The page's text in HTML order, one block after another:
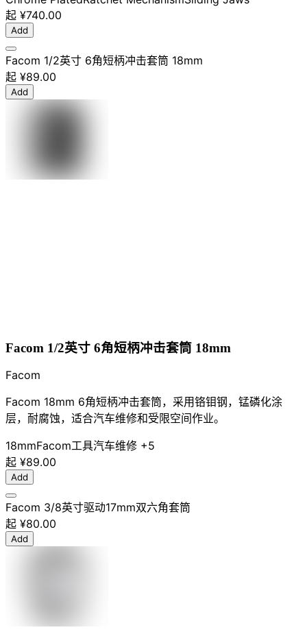
起 ¥740.00
Add
Facom 1/2英寸 6角短柄冲击套筒 18mm
起 ¥89.00
Add
Facom 1/2英寸 6角短柄冲击套筒 18mm
Facom
Facom 18mm 6角短柄冲击套筒，采用铬钼钢，锰磷化涂
层，耐腐蚀，适合汽车维修和受限空间作业。
18mmFacom工具汽车维修 +5
起 ¥89.00
Add
Facom 3/8英寸驱动17mm双六角套筒
起 ¥80.00
Add